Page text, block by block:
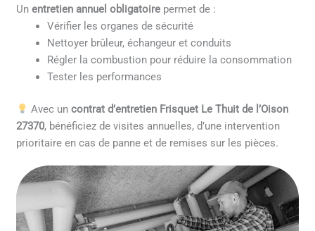
Unentretien annuel obligatoire permet de :
Vérifier les organes de sécurité
Nettoyer brûleur, échangeur et conduits
Régler la combustion pour réduire la consommation
Tester les performances
Avec un contrat d’entretien Frisquet Le Thuit de l’Oison
27370, bénéficiez de visites annuelles, d’une intervention
prioritaire en cas de panne et de remises sur les pièces.